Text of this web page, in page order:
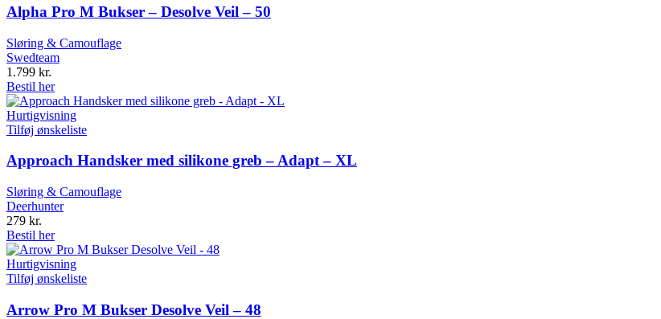
Alpha Pro M Bukser – Desolve Veil – 50
Sløring & Camouflage
Swedteam
1.799 kr.
Bestil her
Hurtigvisning
Tilføj ønskeliste
Approach Handsker med silikone greb – Adapt – XL
Sløring & Camouflage
Deerhunter
279 kr.
Bestil her
Hurtigvisning
Tilføj ønskeliste
Arrow Pro M Bukser Desolve Veil – 48